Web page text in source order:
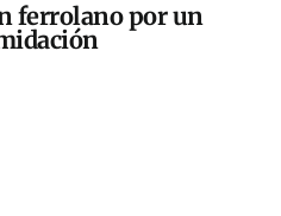
ferrolano por un